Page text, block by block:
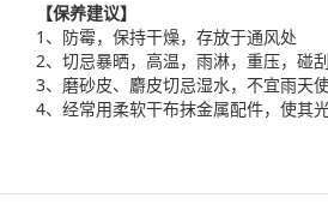
【保养建议】
1、防霉，保持干燥，存放于通风处
2、切忌暴晒，高温，雨淋，重压，碰
3、磨砂皮、麝皮切忌湿水，不宜雨天
4、经常用柔软干布抹金属配件，使其